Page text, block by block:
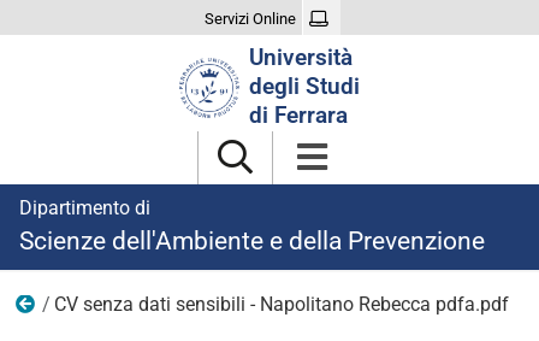
Servizi Online
Università
degli Studi
di Ferrara
Dipartimento di
Scienze dell'Ambiente e della Prevenzione
Ricerca
CV senza dati sensibili - Napolitano Rebecca pdfa.pdf